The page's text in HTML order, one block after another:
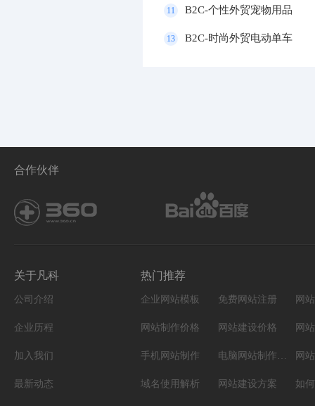
11 B2C-个性外贸宠物用品
13 B2C-时尚外贸电动单车
合作伙伴
关于凡科
公司介绍
企业历程
加入我们
最新动态
热门推荐
企业网站模板 免费网站注册 网
网站制作价格 网站建设价格 网
手机网站制作 电脑网站制作设计 网
域名使用解析 网站建设方案 如